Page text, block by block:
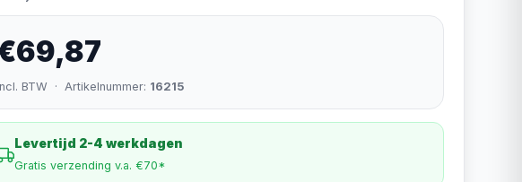
BTW · Artikelnummer: 16215
Levertijd 2-4 werkdagen
Gratis verzending v.a. €70*